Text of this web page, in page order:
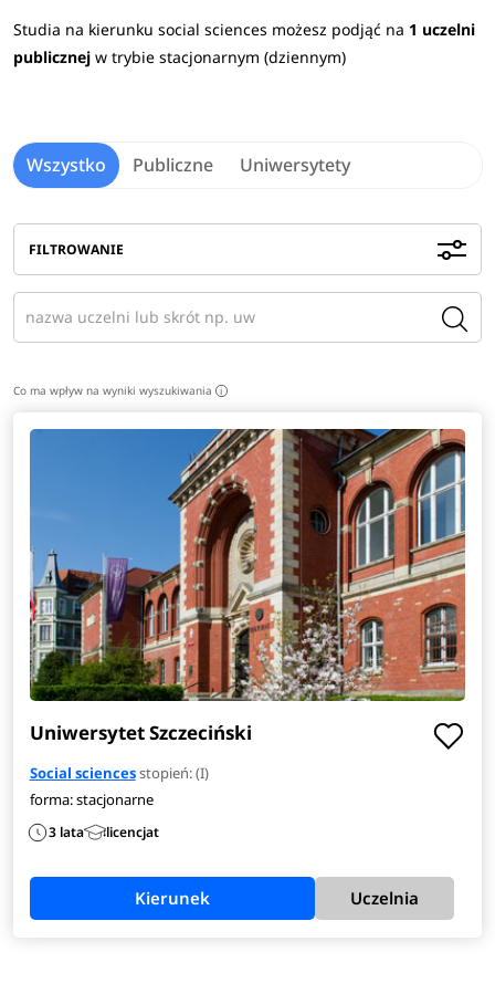
Po ukończeniu powyższych studiów można podjąć pracę w
jednostkach samorządu i administracji rządowej. Ponadto
opis kierunku
Studia na kierunku social sciences możesz podjąć na 1 uczelni
publicznejw trybie stacjonarnym (dziennym)
Wszystko Publiczne Uniwersytety
FILTROWANIE
Co ma wpływ na wyniki wyszukiwania i
Uniwersytet Szczeciński
Social sciencesstopień: (I)
forma: stacjonarne
3 lata licencjat
Kierunek Uczelnia